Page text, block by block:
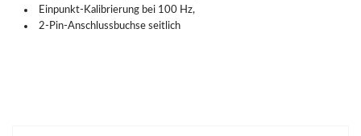
Einpunkt-Kalibrierung bei 100 Hz,
2-Pin-Anschlussbuchse seitlich